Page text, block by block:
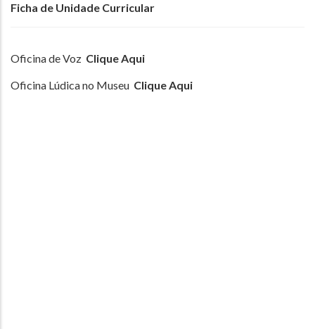
Ficha de Unidade Curricular
Oficina de Voz Clique Aqui
Oficina Lúdica no Museu Clique Aqui